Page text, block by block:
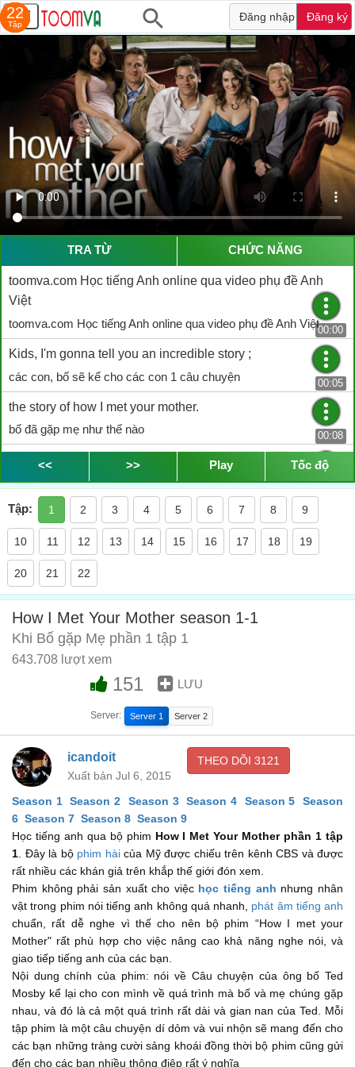
Đăng nhập Đăng ký
TRA TỪ CHỨC NĂNG
toomva.com Học tiếng Anh online qua video phụ đề Anh
Việt
toomva.com Học tiếng Anh online qua video phụ đề Anh Việt00:00
Kids, I'm gonna tell you an incredible story ;
các con, bố sẽ kể cho các con 1 câu chuyện
00:05
the story of how I met your mother.
bố đã gặp mẹ như thế nào
00:08
Are we being punished for something ?
chúng con bị phạt à?
00:11
No.
không
Yeah, is this gonna take a while ?
có lâu ko ạ?
00:14
Yes. 25 years ago, before I was Dad,
có. 25 năm trước, khi ta còn trẻ,
ta có 1 cuộc sống khác hẳn.
It was way back in 2005.
đó là năm 2005.
I was 27, just starting to make it as an architect
ta mới 27, bắt đầu công việc kỹ sư
00:28
and living in New York with Marshall, my best friend from
college.
ta sống ở New York với Marshall, bạn thân từ đại học.
My life was good.
cuộc sống khá tốt.
00:34
And then Uncle Marshall went and screwed the whole thing
up.
và rồi chú Marshall phá hỏng mọi thứ.
00:35
Will you marry me ?
em cưới anh chứ ?
<< >> Play Tốc độ
Tập: 1 2 3 4 5 6 7 8 9
10 11 12 13 14 15 16 17 18 19
20 21 22
How I Met Your Mother season 1-1
Khi Bố gặp Mẹ phần 1 tập 1
643.708 lượt xem
151 LƯU
Server: Server 1 Server 2
icandoit
Xuất bản Jul 6, 2015
THEO DÕI 3121
Season 1 Season 2 Season 3 Season 4 Season 5
Season
6 Season 7 Season 8 Season 9
Học tiếng anh qua bộ phim How I Met Your Mother phần 1 tập
1 . Đây là bộ phim hàicủa Mỹ được chiếu trên kênh CBS và được
rất nhiều các khán giả trên khắp thế giới đón xem.
Phim không phải sản xuất cho việc học tiếng anh nhưng nhân
vật trong phim nói tiếng anh không quá nhanh, phát âm tiếng anh
chuẩn, rất dễ nghe vì thế cho nên bộ phim “How I met your
Mother" rất phù hợp cho việc nâng cao khả năng nghe nói, và
giao tiếp tiếng anh của các bạn.
Nội dung chính của phim: nói về Câu chuyện của ông bố Ted
Mosby kể lại cho con mình về quá trình mà bố và mẹ chúng gặp
nhau, và đó là cả một quá trình rất dài và gian nan của Ted. Mỗi
tập phim là một câu chuyện dí dỏm và vui nhộn sẽ mang đến cho
các bạn những tràng cười sảng khoái đồng thời bộ phim cũng gửi
đến cho các bạn nhiều thông điệp rất ý nghĩa
22
Tập
20
Tập
24
Tập
24
Tập
24
Tập
23
Tập
22
Tập